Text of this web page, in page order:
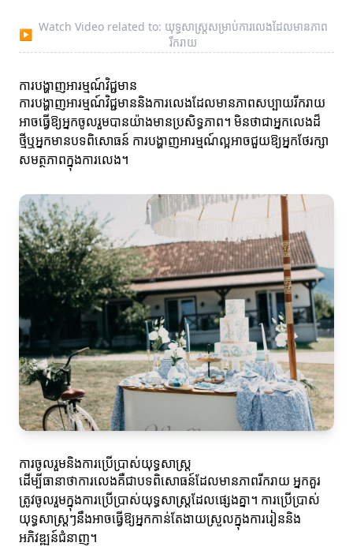
▶
Watch Video related to: យុទ្ធសាស្ត្រសម្រាប់ការលេងដែលមានភាព
រីករាយ
ការបង្ហាញអារម្មណ៍វិជ្ជមាន
ការបង្ហាញអារម្មណ៍វិជ្ជមាននិងការលេងដែលមានភាពសប្បាយរីករាយ
អាចធ្វើឱ្យអ្នកចូលរួមបានយ៉ាងមានប្រសិទ្ធភាព។ មិនថាជាអ្នកលេងដ៏
ថ្មីឬអ្នកមានបទពិសោធន៍ ការបង្ហាញអារម្មណ៍ល្អអាចជួយឱ្យអ្នកថែរក្សា
សមត្ថភាពក្នុងការលេង។
ការចូលរួមនិងការប្រើប្រាស់យុទ្ធសាស្ត្រ
ដើម្បីធានាថាការលេងគឺជាបទពិសោធន៍ដែលមានភាពរីករាយ អ្នកគួរ
ត្រូវចូលរួមក្នុងការប្រើប្រាស់យុទ្ធសាស្ត្រដែលផ្សេងគ្នា។ ការប្រើប្រាស់
យុទ្ធសាស្ត្រៗនឹងអាចធ្វើឱ្យអ្នកកាន់តែងាយស្រួលក្នុងការរៀននិង
អភិវឌ្ឍន៍ជំនាញ។